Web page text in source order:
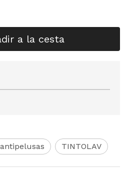
a la cesta
TINTOLAV